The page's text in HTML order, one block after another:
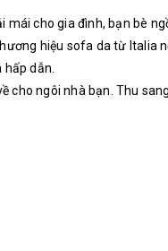
cho gia đình, bạn bè
hiệu sofa da từ Italia
dẫn.
ngôi nhà bạn. Thu